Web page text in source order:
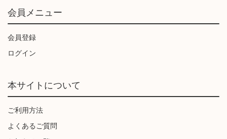
会員メニュー
会員登録
ログイン
本サイトについて
ご利用方法
よくあるご質問